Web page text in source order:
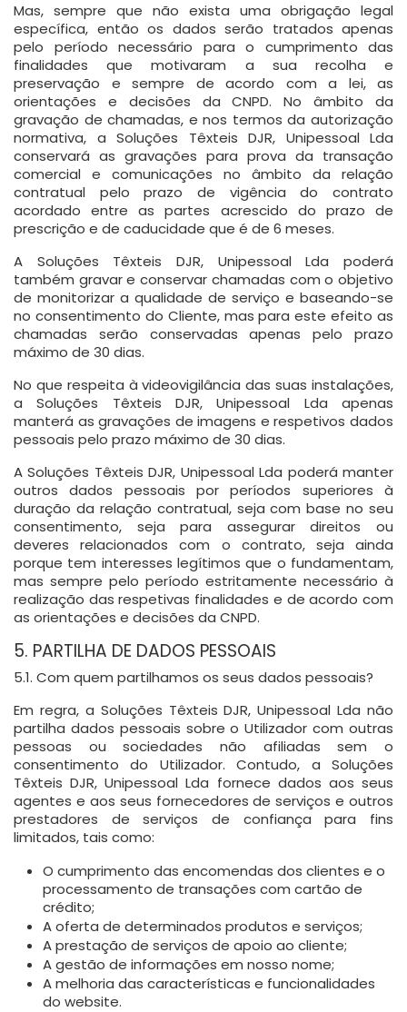
Mas, sempre que não exista uma obrigação legal
específica, então os dados serão tratados apenas
pelo período necessário para o cumprimento das
finalidades que motivaram a sua recolha e
preservação e sempre de acordo com a lei, as
orientações e decisões da CNPD. No âmbito da
gravação de chamadas, e nos termos da autorização
normativa, a Soluções Têxteis DJR, Unipessoal Lda
conservará as gravações para prova da transação
comercial e comunicações no âmbito da relação
contratual pelo prazo de vigência do contrato
acordado entre as partes acrescido do prazo de
prescrição e de caducidade que é de 6 meses.
A Soluções Têxteis DJR, Unipessoal Lda poderá
também gravar e conservar chamadas com o objetivo
de monitorizar a qualidade de serviço e baseando-se
no consentimento do Cliente, mas para este efeito as
chamadas serão conservadas apenas pelo prazo
máximo de 30 dias.
No que respeita à videovigilância das suas instalações,
a Soluções Têxteis DJR, Unipessoal Lda apenas
manterá as gravações de imagens e respetivos dados
pessoais pelo prazo máximo de 30 dias.
A Soluções Têxteis DJR, Unipessoal Lda poderá manter
outros dados pessoais por períodos superiores à
duração da relação contratual, seja com base no seu
consentimento, seja para assegurar direitos ou
deveres relacionados com o contrato, seja ainda
porque tem interesses legítimos que o fundamentam,
mas sempre pelo período estritamente necessário à
realização das respetivas finalidades e de acordo com
as orientações e decisões da CNPD.
5. PARTILHA DE DADOS PESSOAIS
5.1. Com quem partilhamos os seus dados pessoais?
Em regra, a Soluções Têxteis DJR, Unipessoal Lda não
partilha dados pessoais sobre o Utilizador com outras
pessoas ou sociedades não afiliadas sem o
consentimento do Utilizador. Contudo, a Soluções
Têxteis DJR, Unipessoal Lda fornece dados aos seus
agentes e aos seus fornecedores de serviços e outros
prestadores de serviços de confiança para fins
limitados, tais como:
O cumprimento das encomendas dos clientes e o
processamento de transações com cartão de
crédito;
A oferta de determinados produtos e serviços;
A prestação de serviços de apoio ao cliente;
A gestão de informações em nosso nome;
A melhoria das características e funcionalidades
do website.